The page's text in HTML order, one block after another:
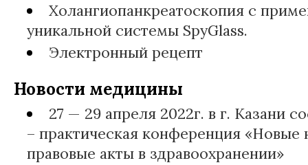
Холангиопанкреатоскопия с
уникальной системы SpyGlass.
Электронный рецепт
Новости медицины
27 — 29 апреля 2022г. в г. Казани
– практическая конференция «Новые
правовые акты в здравоохранении»